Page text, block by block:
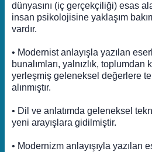
dünyasını (iç gerçekçiliği) esas
insan psikolojisine yaklaşım
vardır.
• Modernist anlayışla yazılan
bunalımları, yalnızlık, toplumdan
yerleşmiş geleneksel değerlere
alınmıştır.
• Dil ve anlatımda geleneksel
yeni arayışlara gidilmiştir.
• Modernizm anlayışıyla yazılan